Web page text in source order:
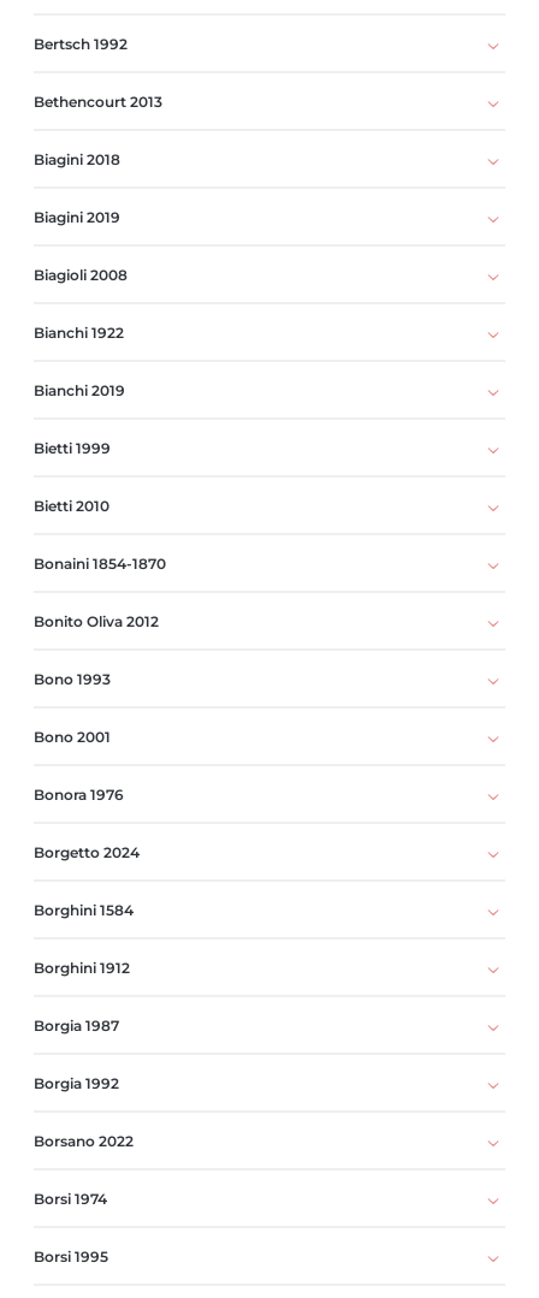
Bertsch 1992
Bethencourt 2013
Biagini 2018
Biagini 2019
Biagioli 2008
Bianchi 1922
Bianchi 2019
Bietti 1999
Bietti 2010
Bonaini 1854-1870
Bonito Oliva 2012
Bono 1993
Bono 2001
Bonora 1976
Borgetto 2024
Borghini 1584
Borghini 1912
Borgia 1987
Borgia 1992
Borsano 2022
Borsi 1974
Borsi 1995